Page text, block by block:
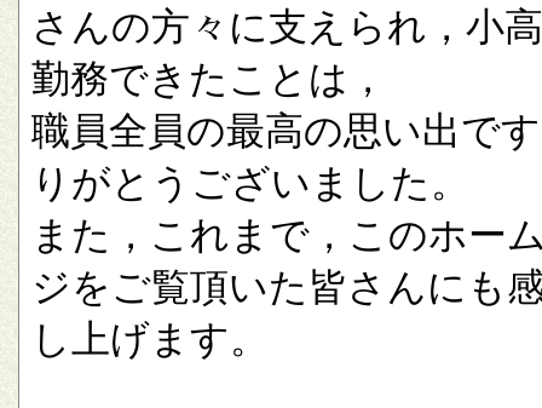
さんの方々に支えられ，小
勤務できたことは，
職員全員の最高の思い出で
りがとうございました。
また，これまで，このホー
ジをご覧頂いた皆さんにも
し上げます。